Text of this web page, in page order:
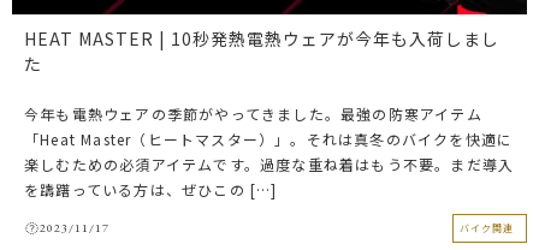
HEAT MASTER | 10秒発熱電熱ウェアが今年も入荷しまし
た
今年も電熱ウェアの季節がやってきました。最強の防寒アイテム
「Heat Master（ヒートマスター）」。それは真冬のバイクを快適に
楽しむための必須アイテムです。過度な重ね着はもう不要。まだ導入
を躊躇っている方は、ぜひこの […]
2023/11/17 バイク関連